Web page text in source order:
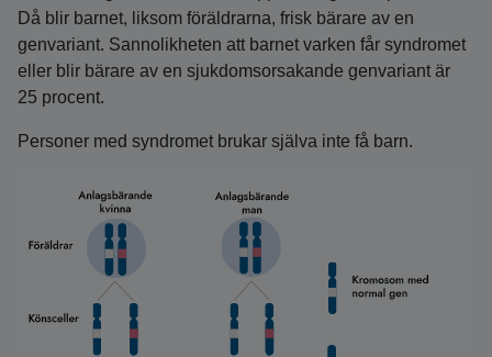
Då blir barnet, liksom föräldrarna, frisk bärare av en
genvariant. Sannolikheten att barnet varken får syndromet
eller blir bärare av en sjukdomsorsakande genvariant är
25 procent.
Personer med syndromet brukar själva inte få barn.